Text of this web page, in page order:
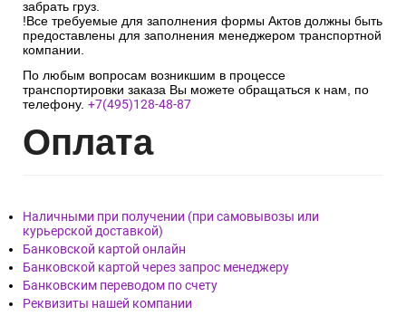
забрать груз.
!Все требуемые для заполнения формы Актов должны быть
предоставлены для заполнения менеджером транспортной
компании.
По любым вопросам возникшим в процессе
транспортировки заказа Вы можете обращаться к нам, по
телефону. +7(495)128-48-87
Оплата
Наличными при получении (при самовывозы или
курьерской доставкой)
Банковской картой онлайн
Банковской картой через запрос менеджеру
Банковским переводом по счету
Реквизиты нашей компании